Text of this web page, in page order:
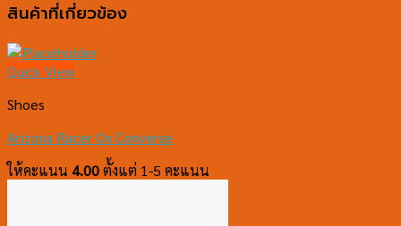
สินค้าที่เกี่ยวข้อง
Quick View
Shoes
Arizona Racer Ox Converse
ให้คะแนน 4.00ตั้งแต่ 1-5 คะแนน